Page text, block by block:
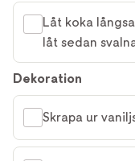
Låt koka
låt sedan
Dekoration
Skrapa ur